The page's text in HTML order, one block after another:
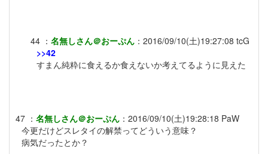
44 ： 名無しさん＠おーぷん ： 2016/09/10(土)19:27:08 tcG
>>42
すまん純粋に食えるか食えないか考えてるように見えた
47 ： 名無しさん＠おーぷん ： 2016/09/10(土)19:28:18 PaW
今更だけどスレタイの解禁ってどういう意味？
病気だったとか？